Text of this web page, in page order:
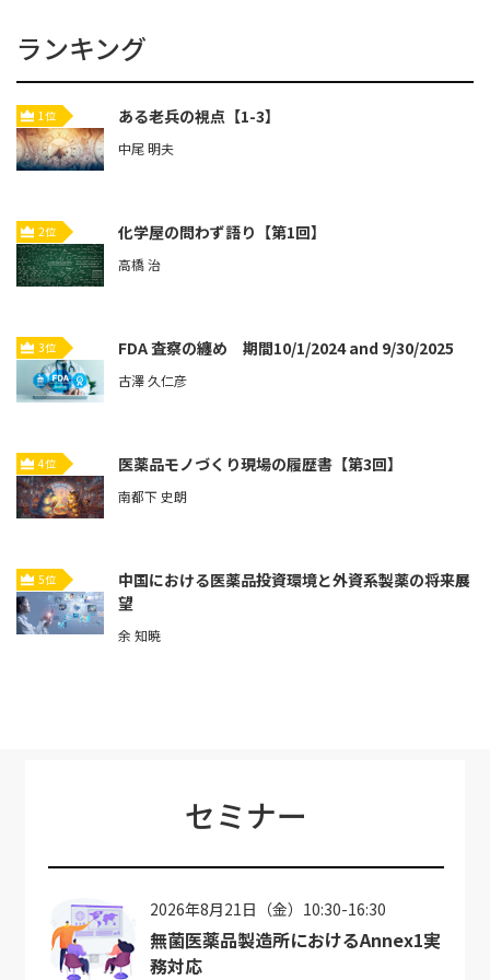
ランキング
1位 ある老兵の視点【1-3】
中尾 明夫
2位 化学屋の問わず語り【第1回】
高橋 治
3位 FDA 査察の纏め 期間10/1/2024 and 9/30/2025
古澤 久仁彦
4位 医薬品モノづくり現場の履歴書【第3回】
南都下 史朗
5位
中国における医薬品投資環境と外資系製薬の将来展
望
余 知暁
セミナー
2026年8月21日（金）10:30-16:30
無菌医薬品製造所におけるAnnex1実
務対応